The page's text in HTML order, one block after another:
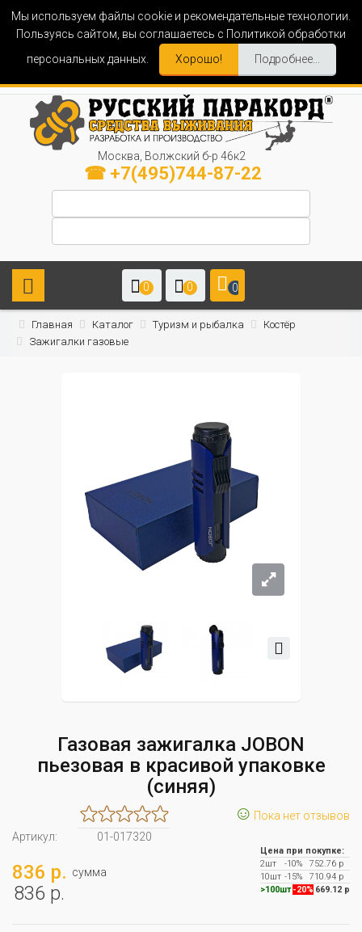
Мы используем файлы cookie и рекомендательные технологии.
Пользуясь сайтом, вы соглашаетесь с Политикой обработки
персональных данных.
Хорошо! Подробнее...
Москва, Волжский б-р 46к2
☎ +7(495)744-87-22
0 0 0
Главная Каталог Туризм и рыбалка
Костёр
Зажигалки газовые
Газовая зажигалка JOBON
пьезовая в красивой упаковке
(синяя)
☺ Пока нет отзывов
Артикул:
01-017320
836 р. сумма
836 р.
Цена при покупке:
2шт
-10%
752.76 р
10шт -15%
710.94 р
>100шт -20% 669.12 р